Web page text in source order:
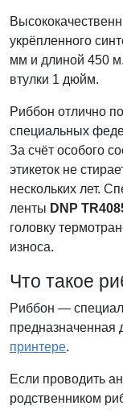
укрёпленного
мм и длиной 450
втулки 1 дюйм.
Риббон отлично
специальных
За счёт особого
этикеток не
нескольких лет.
ленты DNP
головку
износа.
Что такое
Риббон —
предназначенная
принтере.
Если проводить
родственником